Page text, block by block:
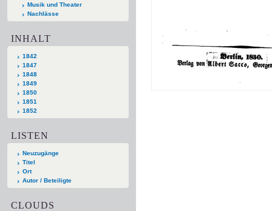
Musik und Theater
Nachlässe
INHALT
1842
1847
1848
1849
1850
1851
1852
LISTEN
Neuzugänge
Titel
Ort
Autor / Beteiligte
CLOUDS